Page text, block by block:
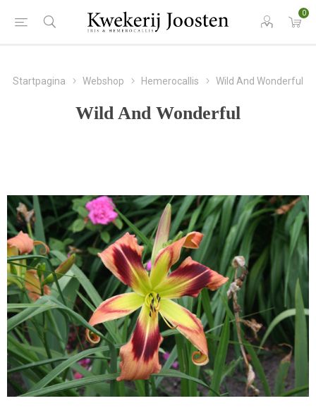
0
Startpagina Webshop Hemerocallis Wild And Wonderful
Wild And Wonderful